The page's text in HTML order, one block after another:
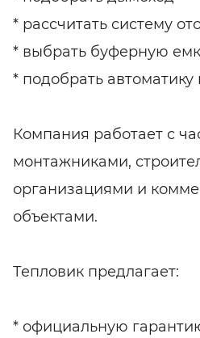
* рассчитать систему
* выбрать буферную
* подобрать
Компания работает с
монтажниками,
организациями и
объектами.
Тепловик предлагает:
* официальную